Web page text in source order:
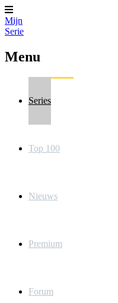
Mijn
Serie
Menu
Series
Top 100
Nieuws
Premium
Forum